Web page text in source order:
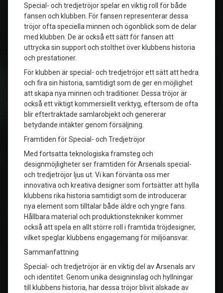
Special- och tredjetröjor spelar en viktig roll för både
fansen och klubben. För fansen representerar dessa
tröjor ofta speciella minnen och ögonblick som de delar
med klubben. De är också ett sätt för fansen att
uttrycka sin support och stolthet över klubbens historia
och prestationer.
För klubben är special- och tredjetröjor ett sätt att hedra
och fira sin historia, samtidigt som de ger en möjlighet
att skapa nya minnen och traditioner. Dessa tröjor är
också ett viktigt kommersiellt verktyg, eftersom de ofta
blir eftertraktade samlarobjekt och genererar
betydande intäkter genom försäljning.
Framtiden för Special- och Tredjetröjor
Med fortsatta teknologiska framsteg och
designmöjligheter ser framtiden för Arsenals special-
och tredjetröjor ljus ut. Vi kan förvänta oss mer
innovativa och kreativa designer som fortsätter att hylla
klubbens rika historia samtidigt som de introducerar
nya element som tilltalar både äldre och yngre fans.
Hållbara material och produktionstekniker kommer
också att spela en allt större roll i framtida tröjdesigner,
vilket speglar klubbens engagemang för miljöansvar.
Sammanfattning
Special- och tredjetröjor är en viktig del av Arsenals arv
och identitet. Genom unika designinslag och hyllningar
till klubbens historia, har dessa tröjor blivit älskade av